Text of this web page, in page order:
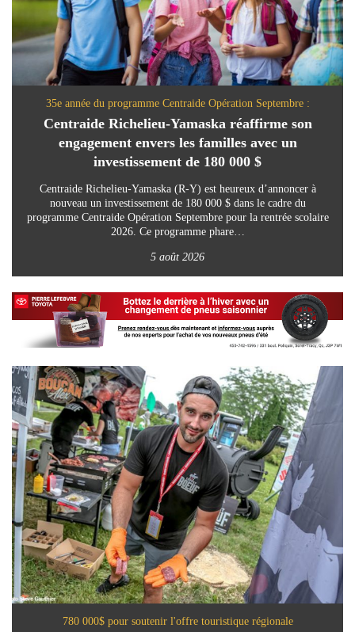
35e année du programme Centraide Opération Septembre :
Centraide Richelieu-Yamaska réaffirme son
engagement envers les familles avec un
investissement de 180 000 $
Centraide Richelieu-Yamaska (R-Y) est heureux d’annoncer à
nouveau un investissement de 180 000 $ dans le cadre du
programme Centraide Opération Septembre pour la rentrée scolaire
2026. Ce programme phare…
5 août 2026
780 000$ pour soutenir l'offre touristique régionale